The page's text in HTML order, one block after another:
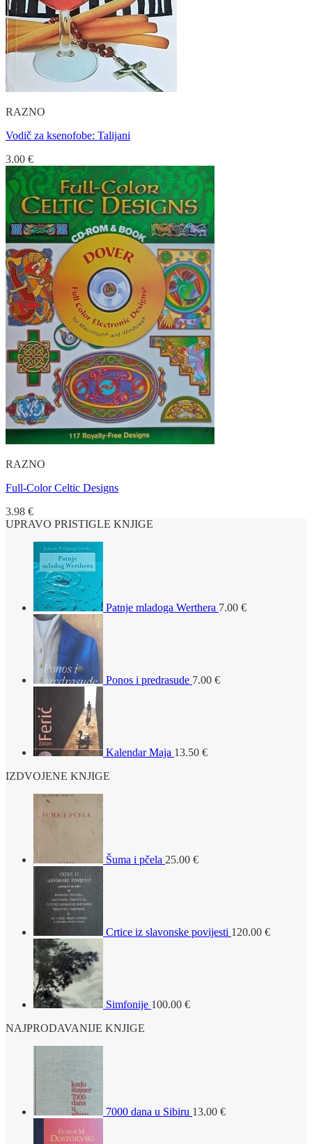
RAZNO
Vodič za ksenofobe: Talijani
3.00 €
RAZNO
Full-Color Celtic Designs
3.98 €
UPRAVO PRISTIGLE KNJIGE
Patnje mladoga Werthera 7.00 €
Ponos i predrasude 7.00 €
Kalendar Maja 13.50 €
IZDVOJENE KNJIGE
Šuma i pčela 25.00 €
Crtice iz slavonske povijesti 120.00 €
Simfonije 100.00 €
NAJPRODAVANIJE KNJIGE
7000 dana u Sibiru 13.00 €